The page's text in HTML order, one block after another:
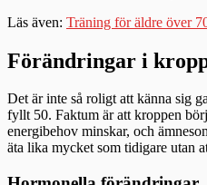
Läs även: Träning för äldre över
Förändringar i
Det är inte så roligt att känna sig
fyllt 50. Faktum är att kroppen
energibehov minskar, och
äta lika mycket som tidigare utan